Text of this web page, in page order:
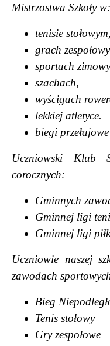
Mistrzostwa Szkoły w:
tenisie stołowym,
grach zespoł
sportach
szachach,
wyścigach
lekkiej atletyce.
biegi przeł
Uczniowski Klub
corocznych:
Gminnych
Gminnej ligi
Gminnej ligi pił
Uczniowie naszej
zawodach
Bieg Niepodległ
Tenis stołowy
Gry zespołowe